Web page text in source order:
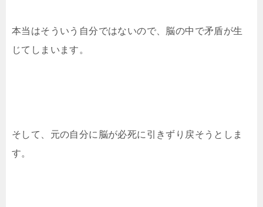
本当はそういう自分ではないので、脳の中で矛盾が生
じてしまいます。
そして、元の自分に脳が必死に引きずり戻そうとしま
す。